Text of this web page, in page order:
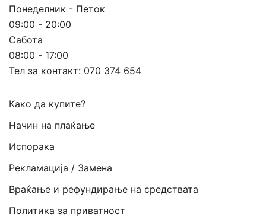
Понеделник - Петок
09:00 - 20:00
Сабота
08:00 - 17:00
Тел за контакт: 070 374 654
Како да купите?
Начин на плаќање
Испорака
Рекламација / Замена
Враќање и рефундирање на средствата
Политика за приватност